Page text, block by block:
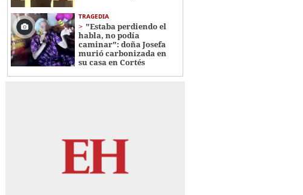
TRAGEDIA
"Estaba perdiendo el
habla, no podía
caminar": doña Josefa
murió carbonizada en
su casa en Cortés